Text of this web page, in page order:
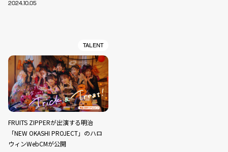
2024.10.05
TALENT
FRUITS ZIPPERが出演する明治
「NEW OKASHI PROJECT」のハロ
ウィンWebCMが公開